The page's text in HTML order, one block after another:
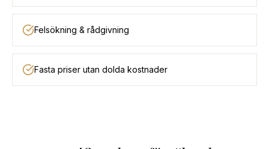
Felsökning & rådgivning
Fasta priser utan dolda kostnader